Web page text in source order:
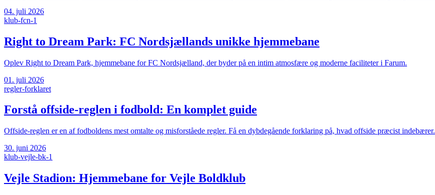
04. juli 2026
klub-fcn-1
Right to Dream Park: FC Nordsjællands unikke hjemmebane
Oplev Right to Dream Park, hjemmebane for FC Nordsjælland, der byder på en intim atmosfære og moderne faciliteter i Farum.
01. juli 2026
regler-forklaret
Forstå offside-reglen i fodbold: En komplet guide
Offside-reglen er en af fodboldens mest omtalte og misforståede regler. Få en dybdegående forklaring på, hvad offside præcist indebærer.
30. juni 2026
klub-vejle-bk-1
Vejle Stadion: Hjemmebane for Vejle Boldklub